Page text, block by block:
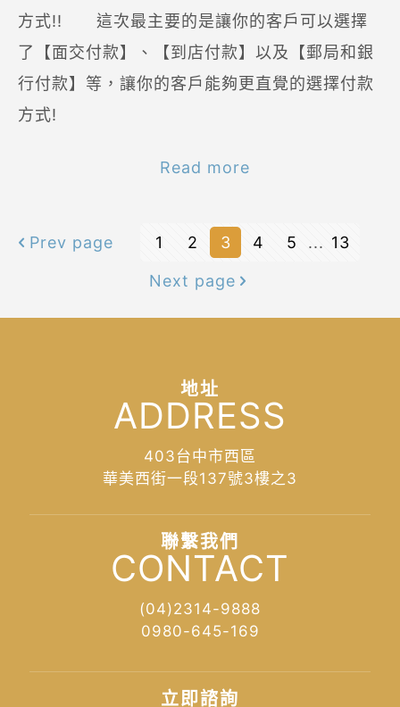
方式!! 這次最主要的是讓你的客戶可以選擇
了【面交付款】、【到店付款】以及【郵局和銀
行付款】等，讓你的客戶能夠更直覺的選擇付款
方式!
Read more
Prev page 1 2 3 4 5 ... 13
Next page
地址
ADDRESS
403台中市西區
華美西街一段137號3樓之3
聯繫我們
CONTACT
(04)2314-9888
0980-645-169
立即諮詢